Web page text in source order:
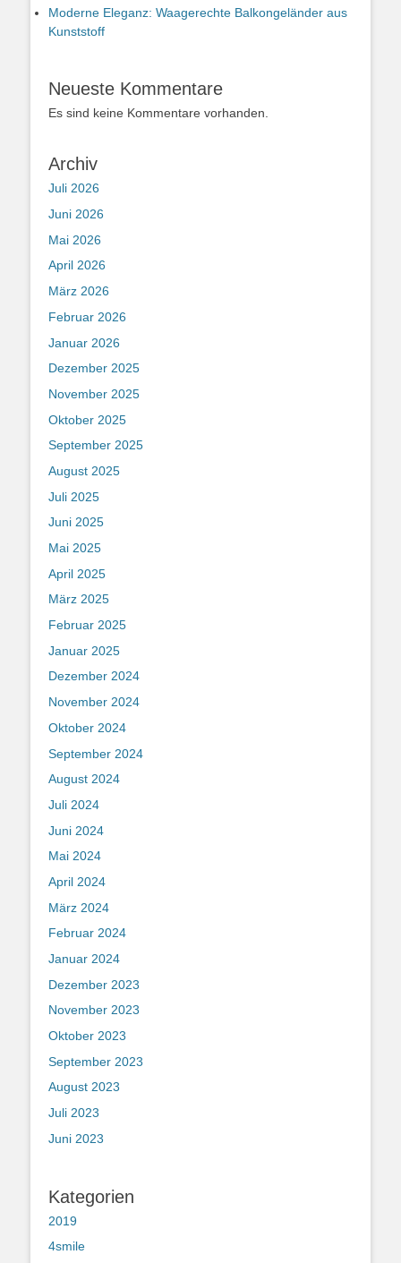
Moderne Eleganz: Waagerechte Balkongeländer aus
Kunststoff
Neueste Kommentare
Es sind keine Kommentare vorhanden.
Archiv
Juli 2026
Juni 2026
Mai 2026
April 2026
März 2026
Februar 2026
Januar 2026
Dezember 2025
November 2025
Oktober 2025
September 2025
August 2025
Juli 2025
Juni 2025
Mai 2025
April 2025
März 2025
Februar 2025
Januar 2025
Dezember 2024
November 2024
Oktober 2024
September 2024
August 2024
Juli 2024
Juni 2024
Mai 2024
April 2024
März 2024
Februar 2024
Januar 2024
Dezember 2023
November 2023
Oktober 2023
September 2023
August 2023
Juli 2023
Juni 2023
Kategorien
2019
4smile